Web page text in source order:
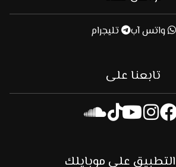
واتس آب تليجرام
تابعنا على
على موبايلك